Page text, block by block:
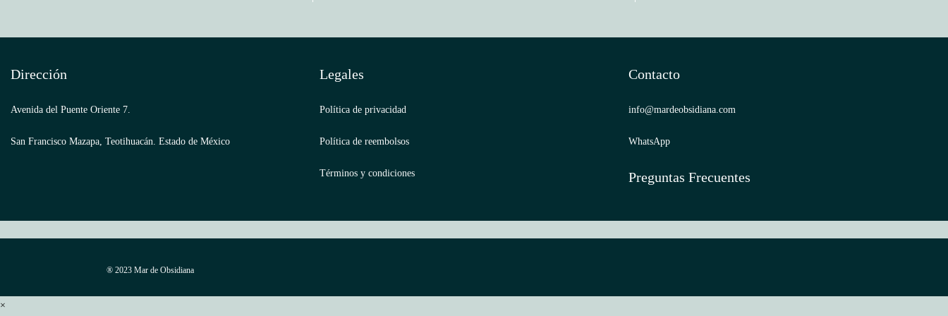
Dirección
Avenida del Puente Oriente 7.
San Francisco Mazapa, Teotihuacán. Estado de México
Legales
Política de privacidad
Política de reembolsos
Términos y condiciones
Contacto
info@mardeobsidiana.com
WhatsApp
Preguntas Frecuentes
® 2023 Mar de Obsidiana
×